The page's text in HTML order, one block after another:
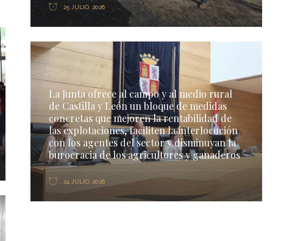
25 JULIO, 2026
La Junta ofrece al campo y al medio rural
de Castilla y León un bloque de medidas
concretas que mejoren la rentabilidad de
las explotaciones, faciliten la interlocución
con los agentes del sector y disminuyan la
burocracia de los agricultores y ganaderos
24 JULIO, 2026